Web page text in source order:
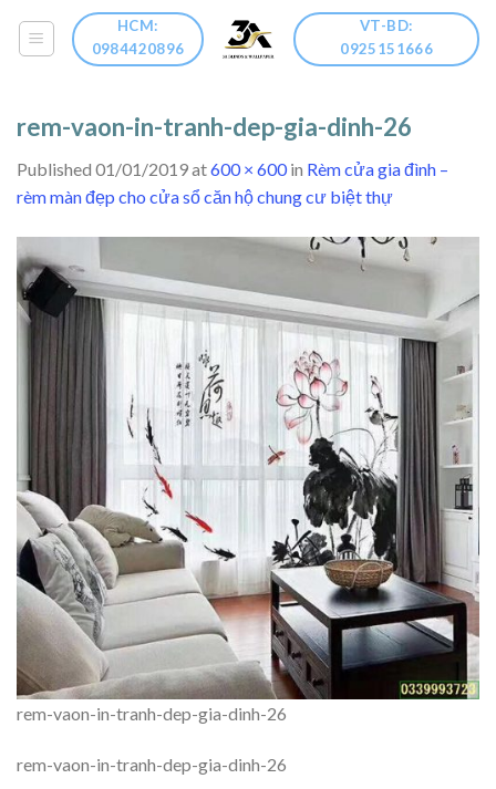
HCM:
0984420896
VT-BD:
0925151666
rem-vaon-in-tranh-dep-gia-dinh-26
Published 01/01/2019at600 × 600in Rèm cửa gia đình –
rèm màn đẹp cho cửa sổ căn hộ chung cư biệt thự
rem-vaon-in-tranh-dep-gia-dinh-26
rem-vaon-in-tranh-dep-gia-dinh-26